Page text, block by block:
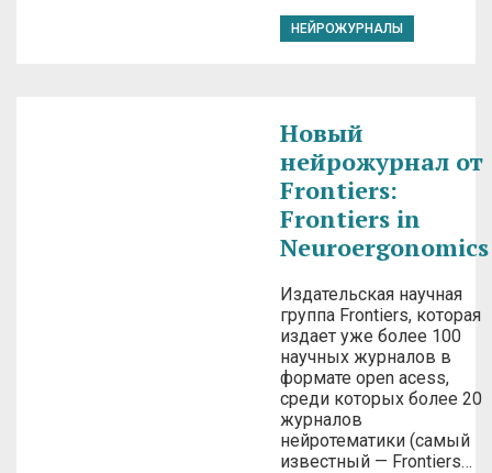
НЕЙРОЖУРНАЛЫ
Новый
нейрожурнал от
Frontiers:
Frontiers in
Neuroergonomics
Издательская научная
группа Frontiers, которая
издает уже более 100
научных журналов в
формате open acess,
среди которых более 20
журналов
нейротематики (самый
известный — Frontiers…